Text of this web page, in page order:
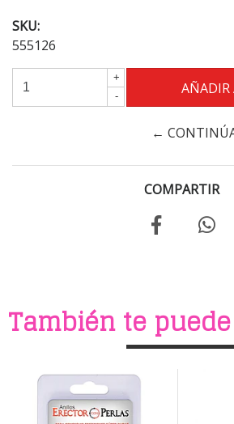
SKU:
555126
+
-
←
COMPARTIR
También te